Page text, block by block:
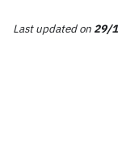
Last updatedon29/